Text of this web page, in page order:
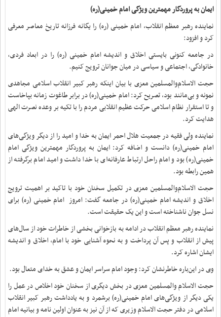
ایمان به پروردگار مهمترین ویژگی امام خمینی(ره)
نماینده رهبر معظم انقلاب، امام خمینی (ره) را یگانه فرزانه تاریخ معاصر معرفی
کرد و افزود:
در جامعه کنونی بایستی اخلاق و اندیشه امام خمینی (ره) را در ابعاد فردی،
خانوادگی، اجتماعی و سیاسی در میان جوانان ترویج کنیم.
حجت الاسلام‌والمسلمین معزی با بیان اینکه رهبر کبیر انقلاب اسلامی مجاهدی
نمونه و بی‌مانند بود، تصریح کرد: امام خمینی(ره) در برابر طاغوت زمانه بپاخاست
و تا استقرار نظام اسلامی حرکت عظیم انقلابی مردم را با تکیه بر وعده نصرت الهی
هدایت کرد.
نماینده ولی فقیه در جمعیت هلال احمر ایمان به خدا و امید را از دیگر ویژگی‌های
امام خمینی(ره) دانست و اضافه کرد: ایمان به پروردگار مهمترین ویژگی امام
خمینی(ره) بود و امام راحل ارتباط عارفانه‌ای با خدا داشت و امید امام برگرفته از
همین رابطه بود.
حجت الاسلام‌والمسلمین معزی در تکمیل سخنان خود با تاکید بر اهمیت ترویج
اخلاق و اندیشه امام خمینی(ره) در جامعه گفت: امروز امام خمینی (ره) برای
نسل جوان ناشناخته است و این یک حقیقت است.
نماینده رهبر معظم انقلاب در ادامه به بازخوانی بخشی از خاطرات خود از سال‌های
پیش از انقلاب و پس آن پرداخت و به نحوه آشنایی خود با امام، اخلاق و اندیشه
ایشان اشاره کرد.
وی در این‌باره خاطرنشان کرد: وجود امام سراسر ایمان و عشق به خدای متعال بود.
حجت الاسلام والمسلمین معزی در بخش دیگری از سخنان خود اخلاص در عمل را
یکی دیگر از ویژگی‌های امام خمینی(ره) برشمرد و به یادداشت رهبر کبیر انقلاب
اسلامی در دفتر حجت الاسلام وزیری که از آن نیز به عنوان اولین نامه و بیانیه امام